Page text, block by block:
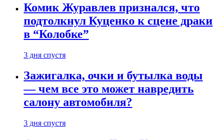
Комик Журавлев признался, что
подтолкнул Куценко к сцене драки
в “Колобке”
3 дня спустя
Зажигалка, очки и бутылка воды
— чем все это может навредить
салону автомобиля?
3 дня спустя